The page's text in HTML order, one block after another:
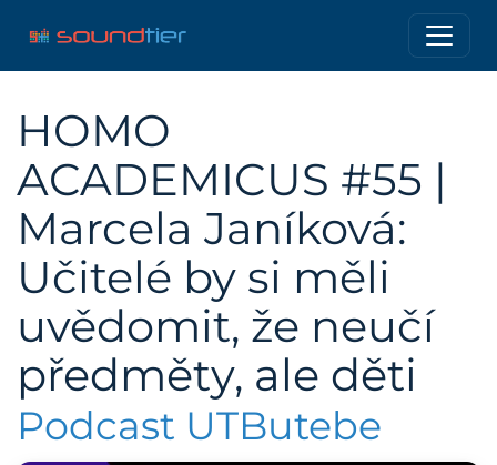
HOMO
ACADEMICUS #55 |
Marcela Janíková:
Učitelé by si měli
uvědomit, že neučí
předměty, ale děti
Podcast UTButebe